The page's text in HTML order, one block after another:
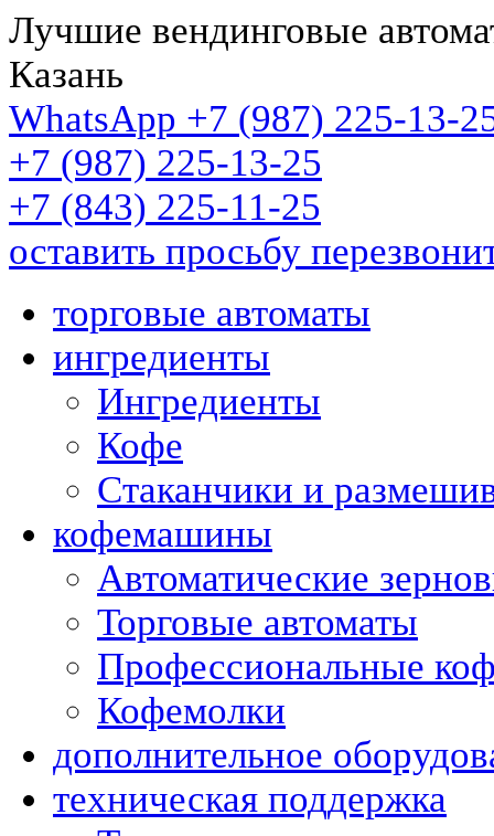
Лучшие вендинговые
Казань
WhatsApp +7 (987) 225-13-
+7 (987) 225-13-25
+7 (843) 225-11-25
оставить просьбу
торговые автоматы
ингредиенты
Ингредиенты
Кофе
Стаканчики и
кофемашины
Автоматические
Торговые автоматы
Профессиональные
Кофемолки
дополнительное
техническая поддержка